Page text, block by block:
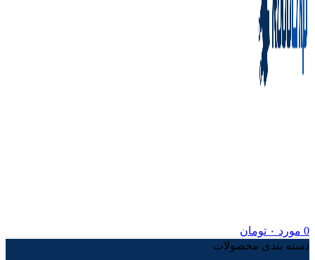
0 مورد ۰ تومان
دسته بندی محصولات